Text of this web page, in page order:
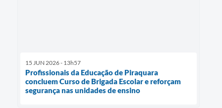
15 JUN 2026 - 13h57
Profissionais da Educação de Piraquara
concluem Curso de Brigada Escolar e reforçam
segurança nas unidades de ensino